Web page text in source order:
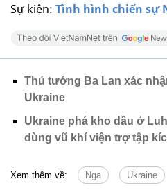
Sự kiện: Tình hình chiến sự
Thủ tướng Ba Lan xác
Ukraine
Ukraine phá kho dầu ở
dùng vũ khí viện trợ tập
Xem thêm về: Nga Ukraine